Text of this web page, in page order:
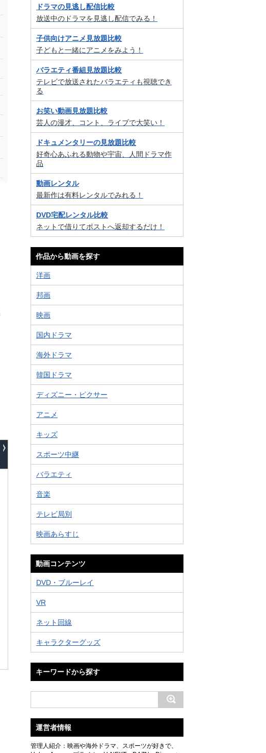
ドラマの見逃し配信比較
放送中のドラマを見逃し配信でみる！
子供向けアニメ見放題比較
子どもと一緒にアニメをみよう！
バラエティ番組見放題比較
テレビで放送されたバラエティも視聴でき
る
お笑い動画見放題比較
芸人の漫才、コント、ライブで大笑い！
ドキュメンタリーの見放題比較
好奇心あふれる動物や宇宙、人間ドラマ作
品
動画レンタル
最新作は有料レンタルでみれる！
DVD宅配レンタル比較
ネットで借りてポストへ返却するだけ！
作品から動画を探す
洋画
邦画
映画
国内ドラマ
海外ドラマ
韓国ドラマ
ディズニー・ピクサー
アニメ
キッズ
スポーツ中継
バラエティ
音楽
テレビ局別
映画あらすじ
動画コンテンツ
DVD・ブルーレイ
VR
ネット回線
キャラクターグッズ
キーワードから探す
運営者情報
管理人紹介：映画や海外ドラマ、スポーツが好きで、